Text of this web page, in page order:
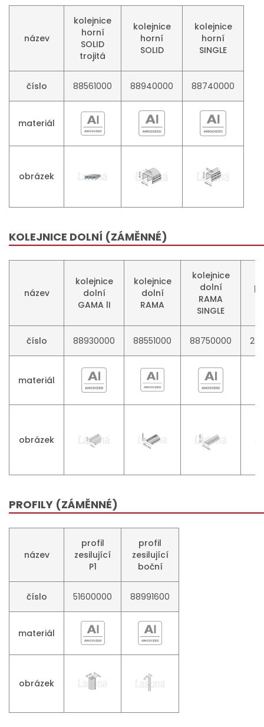
název
kolejnice
horní
SOLID
trojitá
kolejnice
horní
SOLID
kolejnice
horní
SINGLE
číslo 88561000 88940000 88740000
materiál
obrázek
KOLEJNICE DOLNÍ (ZÁMĚNNÉ)
název
kolejnice
dolní
GAMA lI
kolejnice
dolní
RAMA
kolejnice
dolní
RAMA
SINGLE
číslo 88930000 88551000 88750000
materiál
obrázek
PROFILY (ZÁMĚNNÉ)
název
profil
zesilující
P1
profil
zesilující
boční
číslo 51600000 88991600
materiál
obrázek